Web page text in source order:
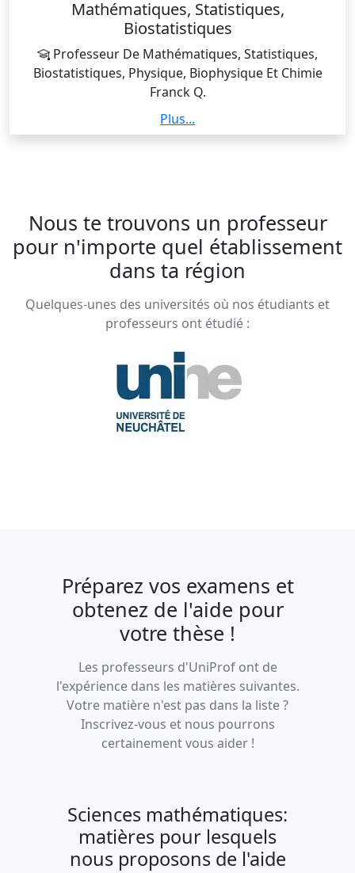
Mathématiques, Statistiques,
Biostatistiques
Professeur De Mathématiques, Statistiques,
Biostatistiques, Physique, Biophysique Et Chimie
Franck Q.
Enseignement des mathématiques et des statistiques
en écoles d’ingénieurs (pendant 19 ans) et en école
Plus...
Nous te trouvons un professeur
pour n'importe quel établissement
dans ta région
Quelques-unes des universités où nos étudiants et
professeurs ont étudié :
Préparez vos examens et
obtenez de l'aide pour
votre thèse !
Les professeurs d'UniProf ont de
l'expérience dans les matières suivantes.
Votre matière n'est pas dans la liste ?
Inscrivez-vous et nous pourrons
certainement vous aider !
Sciences mathématiques:
matières pour lesquels
nous proposons de l'aide